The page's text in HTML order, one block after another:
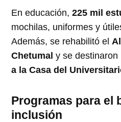
En educación,225 mil
mochilas, uniformes y
Además, se rehabilitó el
Chetumal y se destinaron
a la Casa del
Programas para el
inclusión